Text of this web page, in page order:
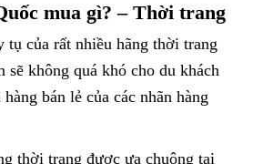
mua gì? – Thời trang
của rất nhiều hãng thời trang
sẽ không quá khó cho du khách
bán lẻ của các nhãn hàng
thời trang được ưa chuộng tại